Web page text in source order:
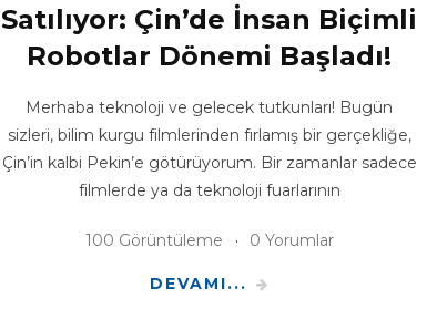
Satılıyor: Çin’de İnsan Biçimli
Robotlar Dönemi Başladı!
Merhaba teknoloji ve gelecek tutkunları! Bugün
sizleri, bilim kurgu filmlerinden fırlamış bir gerçekliğe,
Çin’in kalbi Pekin’e götürüyorum. Bir zamanlar sadece
filmlerde ya da teknoloji fuarlarının
100 Görüntüleme 0 Yorumlar
DEVAMI...